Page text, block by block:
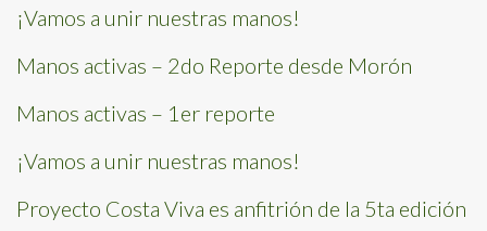
¡Vamos a unir nuestras manos!
Manos activas – 2do Reporte desde Morón
Manos activas – 1er reporte
¡Vamos a unir nuestras manos!
Proyecto Costa Viva es anfitrión de la 5ta edición